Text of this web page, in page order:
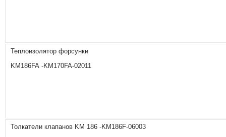
Теплоизолятор форсунки
KM186FA -KM170FA-02011
Толкатели клапанов KM 186 -KM186F-06003